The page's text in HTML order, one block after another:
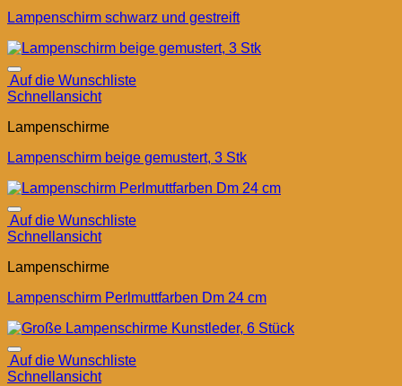
Lampenschirm schwarz und gestreift
Auf die Wunschliste
Schnellansicht
Lampenschirme
Lampenschirm beige gemustert, 3 Stk
Auf die Wunschliste
Schnellansicht
Lampenschirme
Lampenschirm Perlmuttfarben Dm 24 cm
Auf die Wunschliste
Schnellansicht